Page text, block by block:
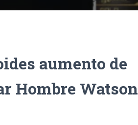
aumento de
Hombre Watson